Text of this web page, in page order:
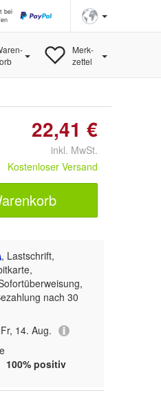
bei
Merk-
zettel
22,41 €
inkl. MwSt.
Kostenloser Versand
, Lastschrift,
nach 30
14. Aug.
100% positiv